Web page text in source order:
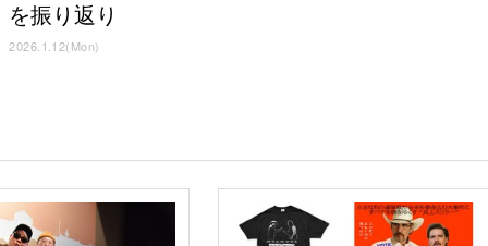
を振り返り
2026.1.12(Mon)